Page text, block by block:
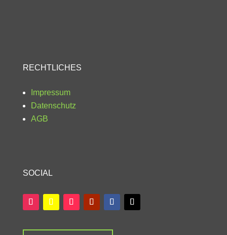
RECHTLICHES
Impressum
Datenschutz
AGB
SOCIAL